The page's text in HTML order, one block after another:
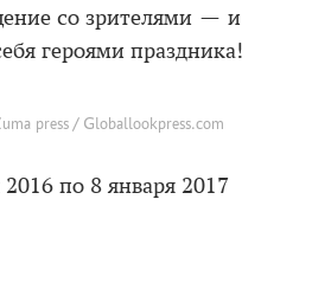
со зрителями — и
героями праздника!
press / Globallookpress.com
по 8 января 2017